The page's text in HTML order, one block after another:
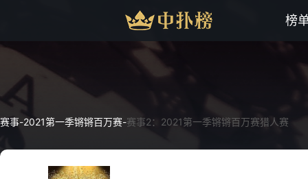
榜
赛事-2021第一季锵锵百万赛-赛事2：2021第一季锵锵百万赛猎人赛